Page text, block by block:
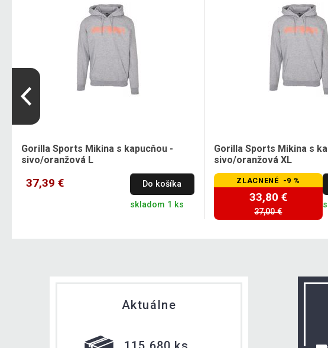
Gorilla Sports Mikina s kapucňou -
sivo/oranžová L
37,39 € Do košíka
skladom 1 ks
Gorilla Sports Mikina s
sivo/oranžová XL
ZLACNENÉ -9 %
33,80 €
37,00 €
Aktuálne